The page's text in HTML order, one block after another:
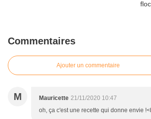
Commentaires
Ajouter un commentaire
M Mauricette 21/11/2020 10:47
oh, ça c'est une recette qui donne envie